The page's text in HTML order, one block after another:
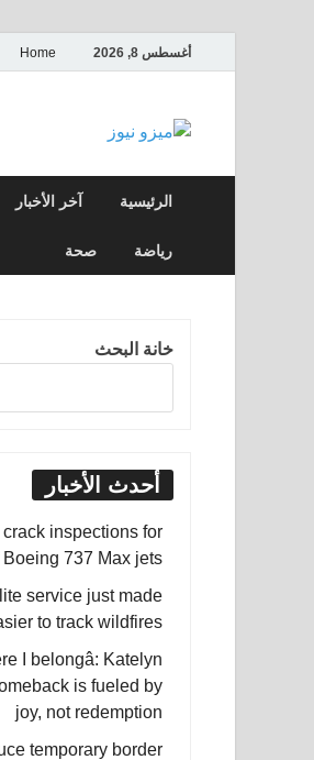
أغسطس 8, 2026 Home
ميزو
الرئيسية آخر الأخبار
رياضة صحة
خانة البحث
أحدث الأخبار
crack inspections for
Boeing 737 Max jets
service just made
to track wildfires
I belongâ: Katelyn
is fueled by
joy, not redemption
temporary border